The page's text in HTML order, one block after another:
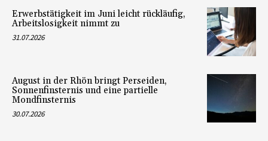
Erwerbstätigkeit im Juni leicht rückläufig,
Arbeitslosigkeit nimmt zu
31.07.2026
August in der Rhön bringt Perseiden,
Sonnenfinsternis und eine partielle
Mondfinsternis
30.07.2026